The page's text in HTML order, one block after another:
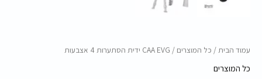
עמוד הבית/ כל המוצרים / CAA EVG ידית הסתערות 4 אצבעות
כל המוצרים